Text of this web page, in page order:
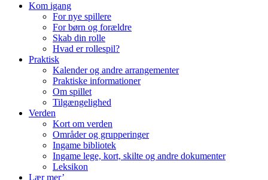
Kom igang
For nye spillere
For børn og forældre
Skab din rolle
Hvad er rollespil?
Praktisk
Kalender og andre arrangementer
Praktiske informationer
Om spillet
Tilgængelighed
Verden
Kort om verden
Områder og grupperinger
Ingame bibliotek
Ingame lege, kort, skilte og andre dokumenter
Leksikon
Lær mer’